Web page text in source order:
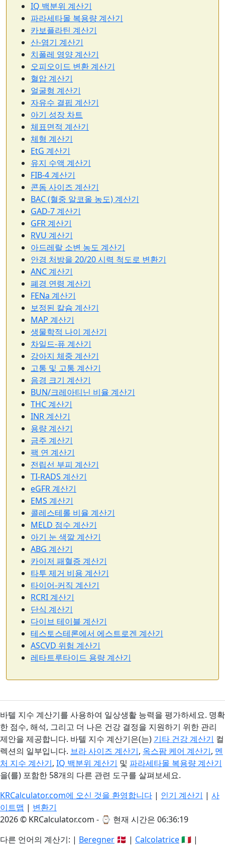
IQ 백분위 계산기
파라세타몰 복용량 계산기
카보플라틴 계산기
산-염기 계산기
치폴레 영양 계산기
오피오이드 변환 계산기
혈압 계산기
얼굴형 계산기
자유수 결핍 계산기
아기 성장 차트
체표면적 계산기
체형 계산기
EtG 계산기
유지 수액 계산기
FIB-4 계산기
콘돔 사이즈 계산기
BAC (혈중 알코올 농도) 계산기
GAD-7 계산기
GFR 계산기
RVU 계산기
아드레랄 소변 농도 계산기
안경 처방을 20/20 시력 척도로 변환기
ANC 계산기
폐경 연령 계산기
FENa 계산기
보정된 칼슘 계산기
MAP 계산기
생물학적 나이 계산기
차일드-퓨 계산기
강아지 체중 계산기
고통 및 고통 계산기
음경 크기 계산기
BUN/크레아티닌 비율 계산기
THC 계산기
INR 계산기
용량 계산기
금주 계산기
팩 연 계산기
전립선 부피 계산기
TI-RADS 계산기
eGFR 계산기
EMS 계산기
콜레스테롤 비율 계산기
MELD 점수 계산기
아기 눈 색깔 계산기
ABG 계산기
카이저 패혈증 계산기
타투 제거 비용 계산기
타이어-커직 계산기
RCRI 계산기
단식 계산기
다이브 테이블 계산기
테스토스테론에서 에스트로겐 계산기
ASCVD 위험 계산기
레타트루타이드 용량 계산기
바텔 지수 계산기를 사용하여 일상생활 능력을 평가하세요. 명확
한 점수, 해석, 그리고 더 나은 건강 결정을 지원하기 위한 관리
제안을 제공합니다. 바텔 지수 계산기은(는) 기타 건강 계산기 컬
렉션의 일부입니다. 브라 사이즈 계산기, 옥스팜 케어 계산기, 멘
처 지수 계산기, IQ 백분위 계산기 및 파라세타몰 복용량 계산기
을(를) 포함한 58개의 다른 관련 도구를 살펴보세요.
KRCalculator.com에 오신 것을 환영합니다 | 인기 계산기 | 사
이트맵 | 변환기
2026 © KRCalculator.com - ⌚ 현재 시간은 06:36:20
다른 언어의 계산기: | Beregner 🇩🇰 | Calcolatrice🇮🇹 |